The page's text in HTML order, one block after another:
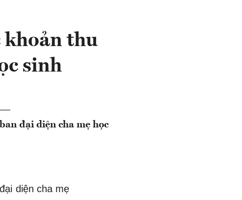
khoản thu
sinh
đại diện cha mẹ học
diện cha mẹ